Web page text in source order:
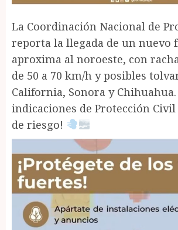
La Coordinación Nacional de
reporta la llegada de un nuevo
aproxima al noroeste, con
de 50 a 70 km/h y posibles
California, Sonora y Chihuahua.
indicaciones de Protección
de riesgo!